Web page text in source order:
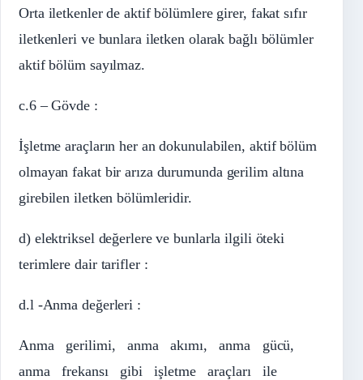
Orta iletkenler de aktif bölümlere girer, fakat sıfır
iletkenleri ve bunlara iletken olarak bağlı bölümler
aktif bölüm sayılmaz.
c.6 – Gövde :
İşletme araçların her an dokunulabilen, aktif bölüm
olmayan fakat bir arıza durumunda gerilim altına
girebilen iletken bölümleridir.
d) elektriksel değerlere ve bunlarla ilgili öteki
terimlere dair tarifler :
d.l -Anma değerleri :
Anma gerilimi, anma akımı, anma gücü,
anma frekansı gibi işletme araçları ile